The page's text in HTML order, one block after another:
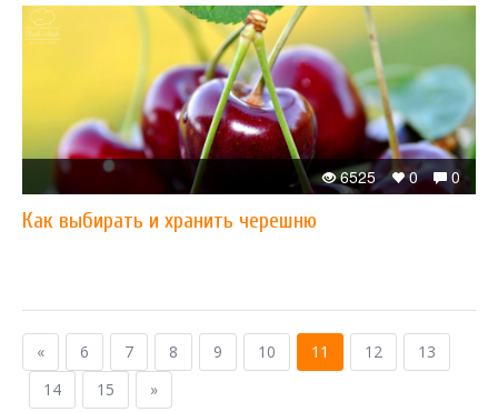
0
0
6525
Как выбирать и хранить черешню
« 6 7 8 9 10 11 12
13
14
15 »